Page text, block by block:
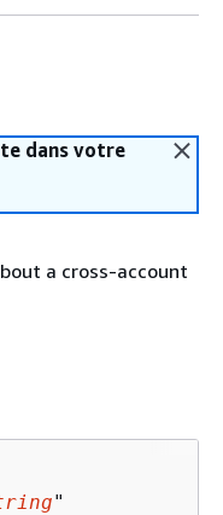
dans votre
a cross-account
"